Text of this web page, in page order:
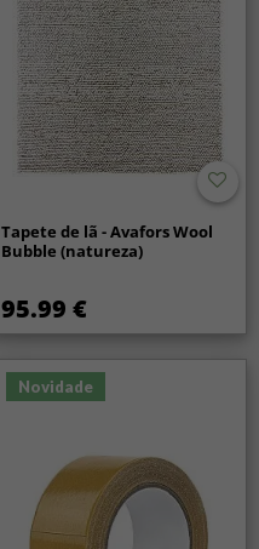
Tapete de lã - Avafors Wool
Bubble (natureza)
95.99 €
Novidade